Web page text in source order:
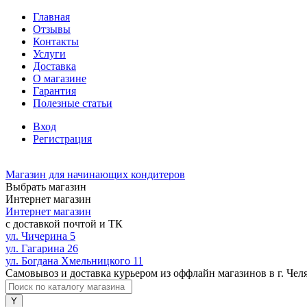
Главная
Отзывы
Контакты
Услуги
Доставка
О магазине
Гарантия
Полезные статьи
Вход
Регистрация
Магазин для начинающих кондитеров
Выбрать магазин
Интернет магазин
Интернет магазин
с доставкой почтой и ТК
ул. Чичерина 5
ул. Гагарина 26
ул. Богдана Хмельницкого 11
Самовывоз и доставка курьером из оффлайн магазинов в г.